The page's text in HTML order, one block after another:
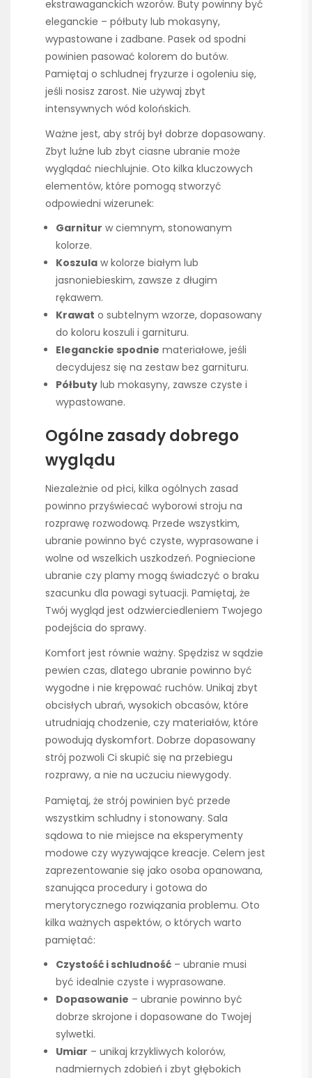
ekstrawaganckich wzorów. Buty powinny być
eleganckie – półbuty lub mokasyny,
wypastowane i zadbane. Pasek od spodni
powinien pasować kolorem do butów.
Pamiętaj o schludnej fryzurze i ogoleniu się,
jeśli nosisz zarost. Nie używaj zbyt
intensywnych wód kolońskich.
Ważne jest, aby strój był dobrze dopasowany.
Zbyt luźne lub zbyt ciasne ubranie może
wyglądać niechlujnie. Oto kilka kluczowych
elementów, które pomogą stworzyć
odpowiedni wizerunek:
Garnitur w ciemnym, stonowanym
kolorze.
Koszula w kolorze białym lub
jasnoniebieskim, zawsze z długim
rękawem.
Krawat o subtelnym wzorze, dopasowany
do koloru koszuli i garnituru.
Eleganckie spodnie materiałowe, jeśli
decydujesz się na zestaw bez garnituru.
Półbuty lub mokasyny, zawsze czyste i
wypastowane.
Ogólne zasady dobrego
wyglądu
Niezależnie od płci, kilka ogólnych zasad
powinno przyświecać wyborowi stroju na
rozprawę rozwodową. Przede wszystkim,
ubranie powinno być czyste, wyprasowane i
wolne od wszelkich uszkodzeń. Pogniecione
ubranie czy plamy mogą świadczyć o braku
szacunku dla powagi sytuacji. Pamiętaj, że
Twój wygląd jest odzwierciedleniem Twojego
podejścia do sprawy.
Komfort jest równie ważny. Spędzisz w sądzie
pewien czas, dlatego ubranie powinno być
wygodne i nie krępować ruchów. Unikaj zbyt
obcisłych ubrań, wysokich obcasów, które
utrudniają chodzenie, czy materiałów, które
powodują dyskomfort. Dobrze dopasowany
strój pozwoli Ci skupić się na przebiegu
rozprawy, a nie na uczuciu niewygody.
Pamiętaj, że strój powinien być przede
wszystkim schludny i stonowany. Sala
sądowa to nie miejsce na eksperymenty
modowe czy wyzywające kreacje. Celem jest
zaprezentowanie się jako osoba opanowana,
szanująca procedury i gotowa do
merytorycznego rozwiązania problemu. Oto
kilka ważnych aspektów, o których warto
pamiętać:
Czystość i schludność – ubranie musi
być idealnie czyste i wyprasowane.
Dopasowanie – ubranie powinno być
dobrze skrojone i dopasowane do Twojej
sylwetki.
Umiar – unikaj krzykliwych kolorów,
nadmiernych zdobień i zbyt głębokich